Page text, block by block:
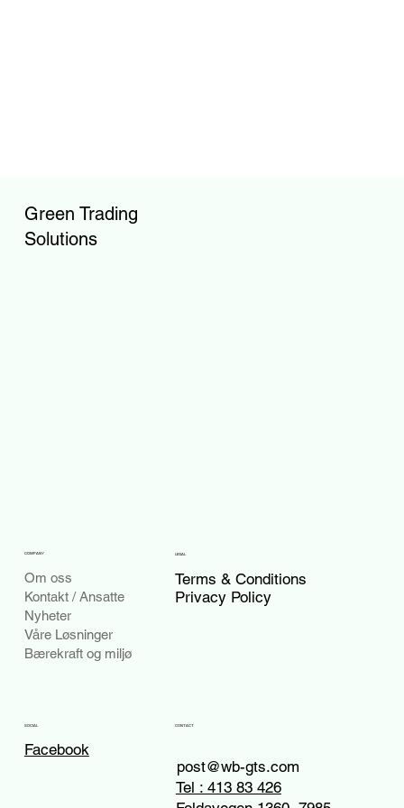
Green Trading
Solutions
COMPANY
Om oss
Kontakt / Ansatte
Nyheter
Våre Løsninger
Bærekraft og miljø
LEGAL
Terms & Conditions
Privacy Policy
SOCIAL
Facebook
CONTACT
post@wb-gts.com
Tel : 413 83 426